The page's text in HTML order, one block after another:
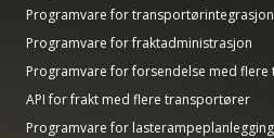
Programvare for transportørintegrasjon
Programvare for fraktadministrasjon
Programvare for forsendelse med
API for frakt med flere transportører
Programvare for lasterampeplanlegging